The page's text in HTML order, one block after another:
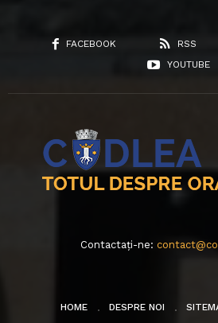
FACEBOOK RSS
YOUTUBE
Contactați-ne:
HOME DESPRE NOI